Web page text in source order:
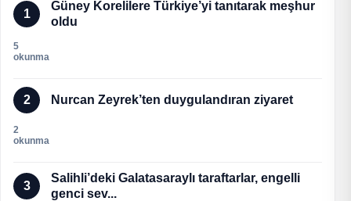
1
Güney Korelilere Türkiye’yi tanıtarak meşhur
oldu
5
okunma
2 Nurcan Zeyrek’ten duygulandıran ziyaret
2
okunma
3
Salihli’deki Galatasaraylı taraftarlar, engelli
genci sev...